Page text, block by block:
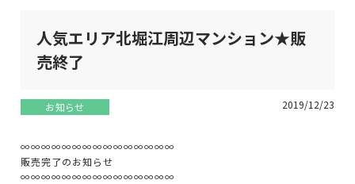
人気エリア北堀江周辺マンション★販
売終了
お知らせ 2019/12/23
∞∞∞∞∞∞∞∞∞∞∞∞∞∞∞
販売完了のお知らせ
∞∞∞∞∞∞∞∞∞∞∞∞∞∞∞